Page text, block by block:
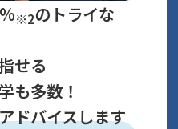
※2のトライな
せる
も多数！
ドバイスします